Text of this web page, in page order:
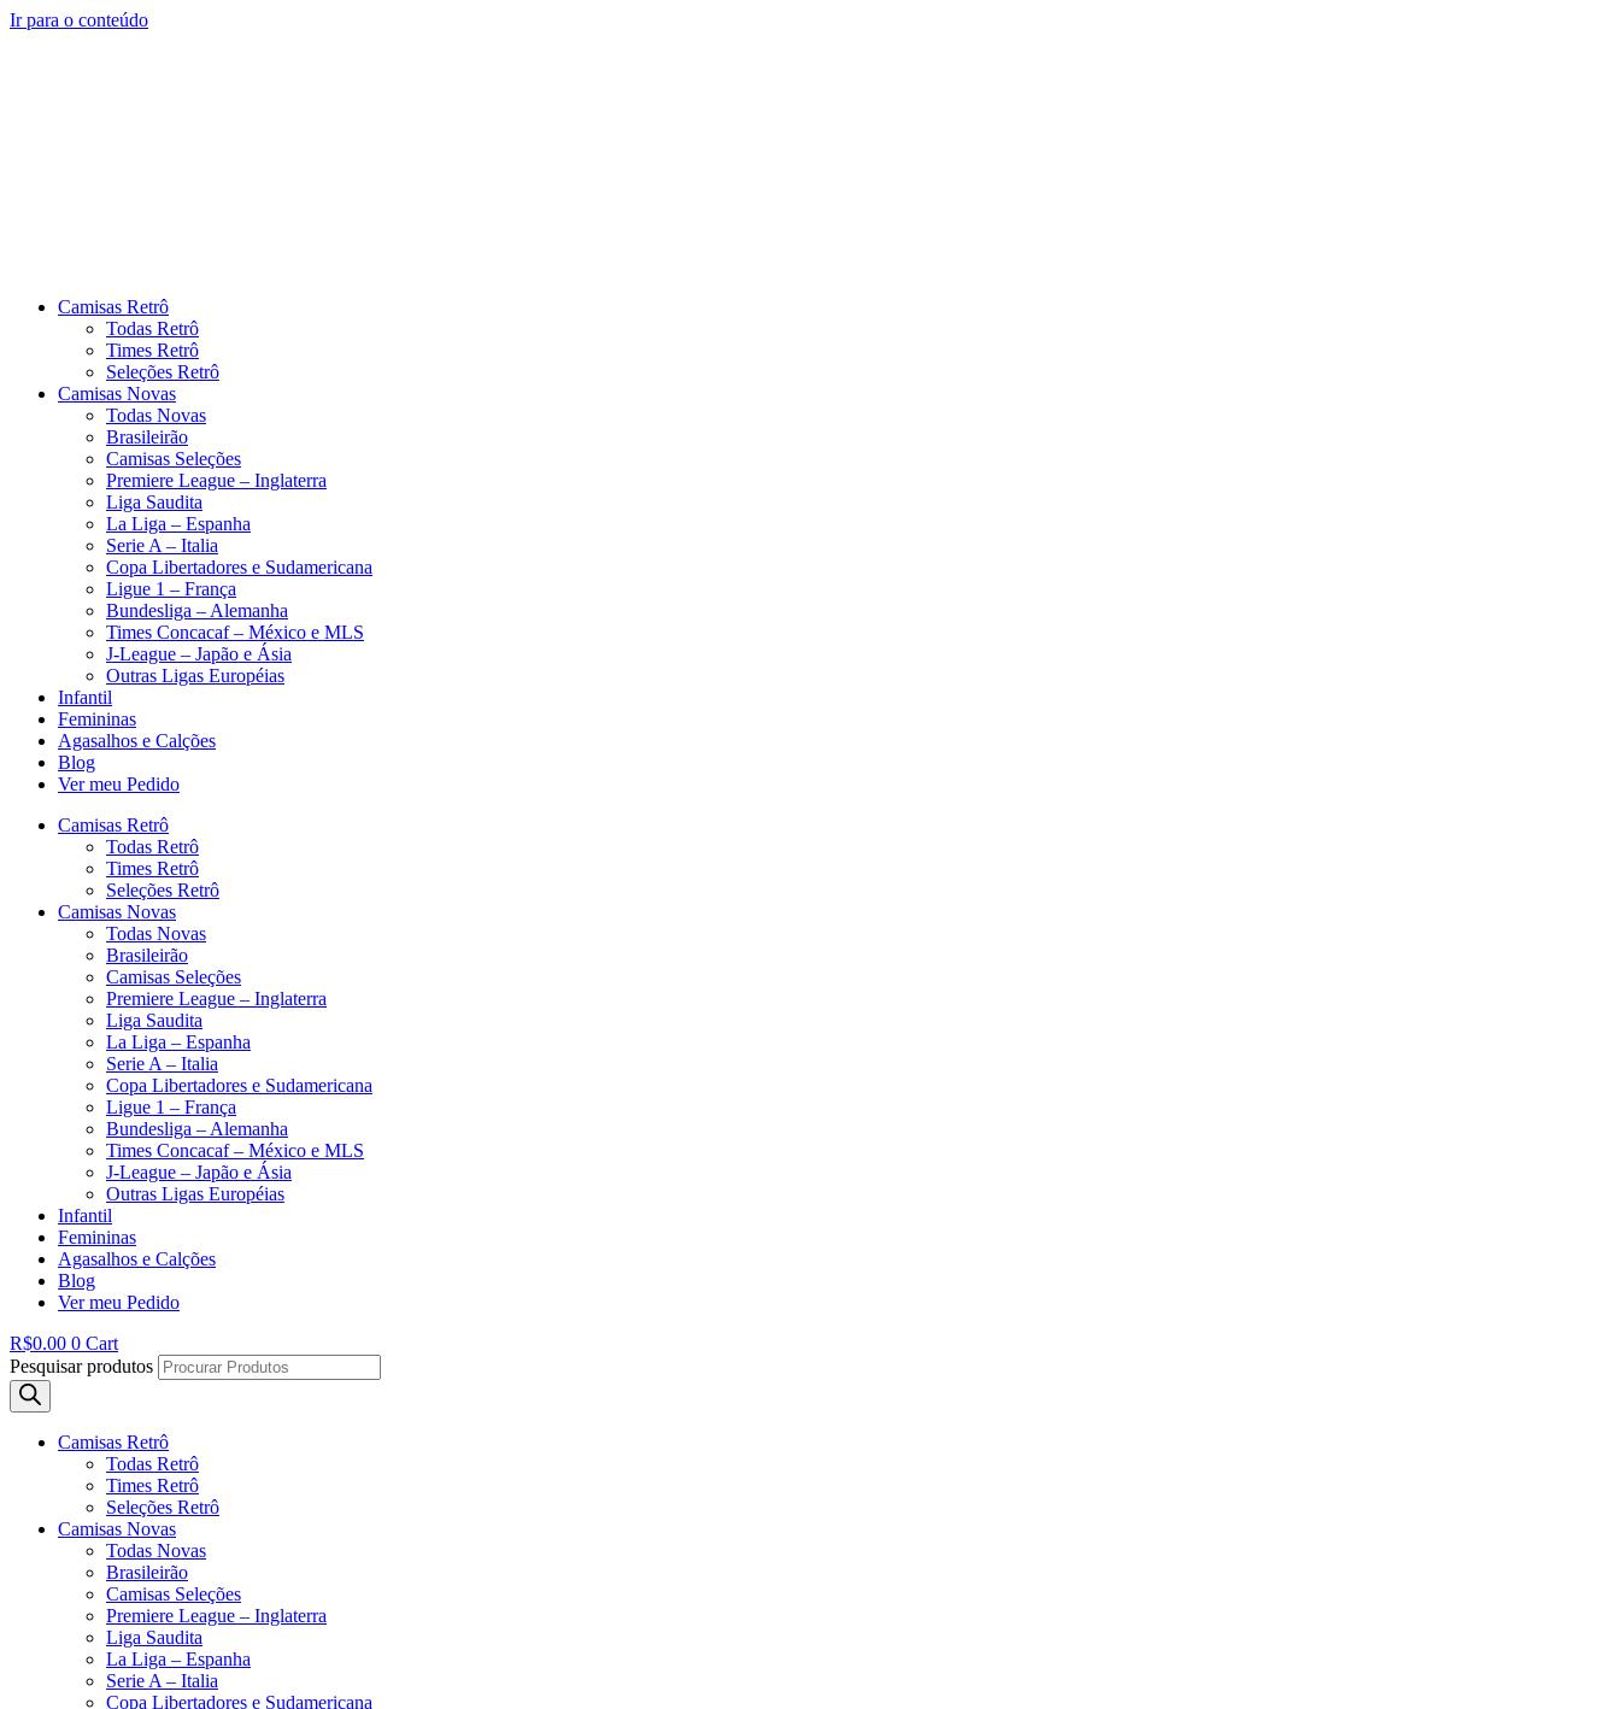
Ir para o conteúdo
Camisas Retrô
Todas Retrô
Times Retrô
Seleções Retrô
Camisas Novas
Todas Novas
Brasileirão
Camisas Seleções
Premiere League – Inglaterra
Liga Saudita
La Liga – Espanha
Serie A – Italia
Copa Libertadores e Sudamericana
Ligue 1 – França
Bundesliga – Alemanha
Times Concacaf – México e MLS
J-League – Japão e Ásia
Outras Ligas Européias
Infantil
Femininas
Agasalhos e Calções
Blog
Ver meu Pedido
Camisas Retrô
Todas Retrô
Times Retrô
Seleções Retrô
Camisas Novas
Todas Novas
Brasileirão
Camisas Seleções
Premiere League – Inglaterra
Liga Saudita
La Liga – Espanha
Serie A – Italia
Copa Libertadores e Sudamericana
Ligue 1 – França
Bundesliga – Alemanha
Times Concacaf – México e MLS
J-League – Japão e Ásia
Outras Ligas Européias
Infantil
Femininas
Agasalhos e Calções
Blog
Ver meu Pedido
R$0.00 0 Cart
Pesquisar produtos
Camisas Retrô
Todas Retrô
Times Retrô
Seleções Retrô
Camisas Novas
Todas Novas
Brasileirão
Camisas Seleções
Premiere League – Inglaterra
Liga Saudita
La Liga – Espanha
Serie A – Italia
Copa Libertadores e Sudamericana